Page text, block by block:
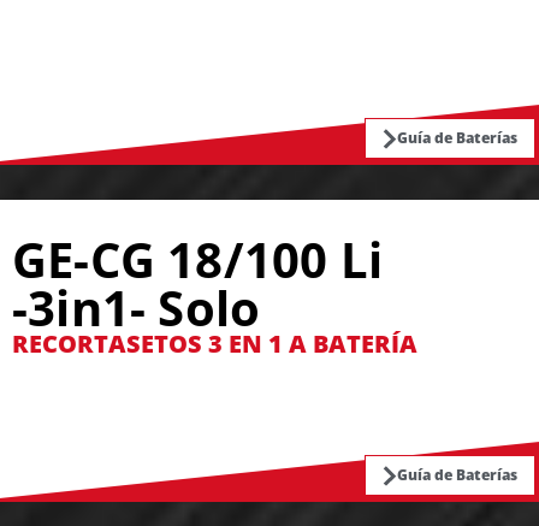
Guía de Baterías
GE-CG 18/100 Li
-3in1- Solo
RECORTASETOS 3 EN 1 A BATERÍA
Guía de Baterías